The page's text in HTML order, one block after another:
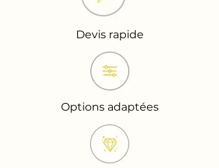
Devis rapide
Options adaptées